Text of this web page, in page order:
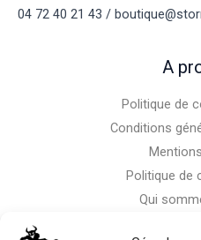
04 72 40 21 43 /
A
Politique de
Conditions
Politique de
Qui